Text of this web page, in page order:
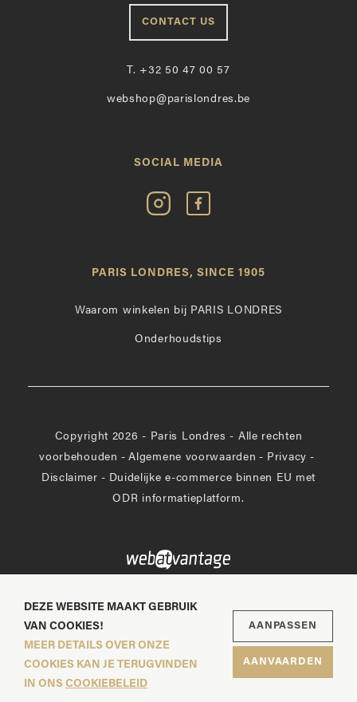
Toon
CONTACT US
T. +32 50 47 00 57
webshop@parislondres.be
SOCIAL MEDIA
Volg
Paris
Instagram
Vind
op
PARIS LONDRES, SINCE 1905
Waarom winkelen bij PARIS LONDRES
Onderhoudstips
Copyright 2026 - Paris Londres - Alle rechten
voorbehouden - Algemene voorwaarden - Privacy -
Disclaimer - Duidelijke e-commerce binnen EU met
ODR informatieplatform.
DEZE WEBSITE MAAKT GEBRUIK
VAN COOKIES!
MEER DETAILS OVER ONZE
COOKIES KAN JE TERUGVINDEN
IN ONS COOKIEBELEID
AANPASSEN
AANVAARDEN